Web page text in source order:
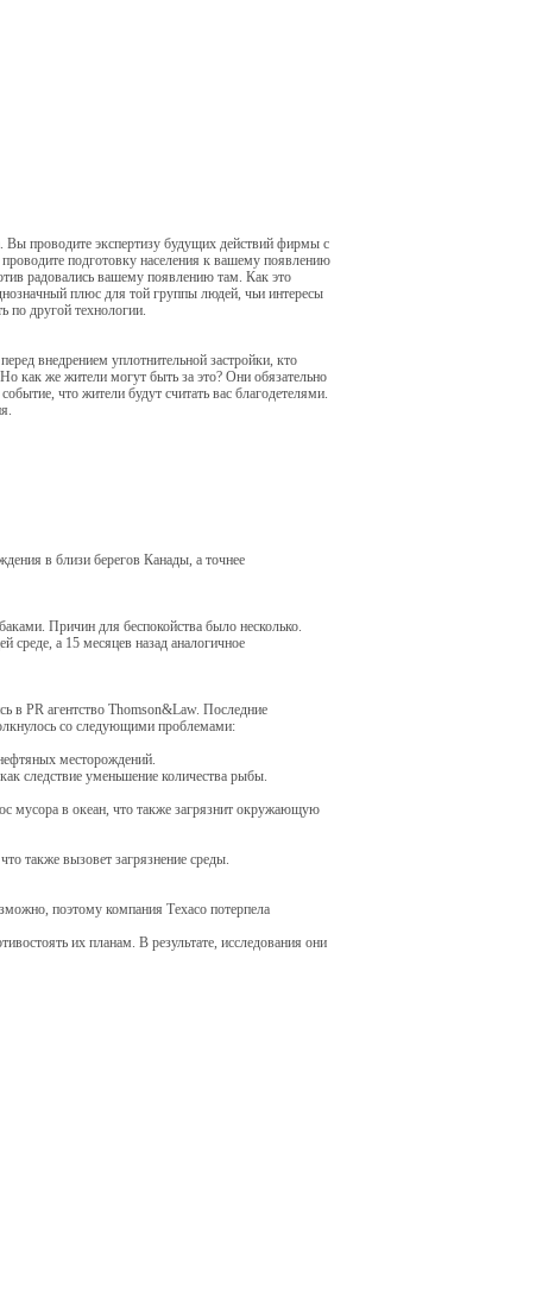
проводите экспертизу будущих действий фирмы с
подготовку населения к вашему появлению
радовались вашему появлению там. Как это
плюс для той группы людей, чьи интересы
по другой технологии.
внедрением уплотнительной застройки, кто
как же жители могут быть за это? Они обязательно
что жители будут считать вас благодетелями.
в близи берегов Канады, а точнее
Причин для беспокойства было несколько.
а 15 месяцев назад аналогичное
в PR агентство Thomson&Law. Последние
со следующими проблемами:
месторождений.
следствие уменьшение количества рыбы.
мусора в океан, что также загрязнит окружающую
также вызовет загрязнение среды.
поэтому компания Техасо потерпела
их планам. В результате, исследования они